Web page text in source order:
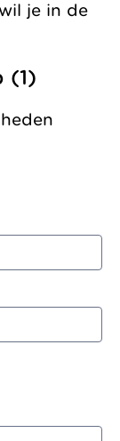
je in de
(1)